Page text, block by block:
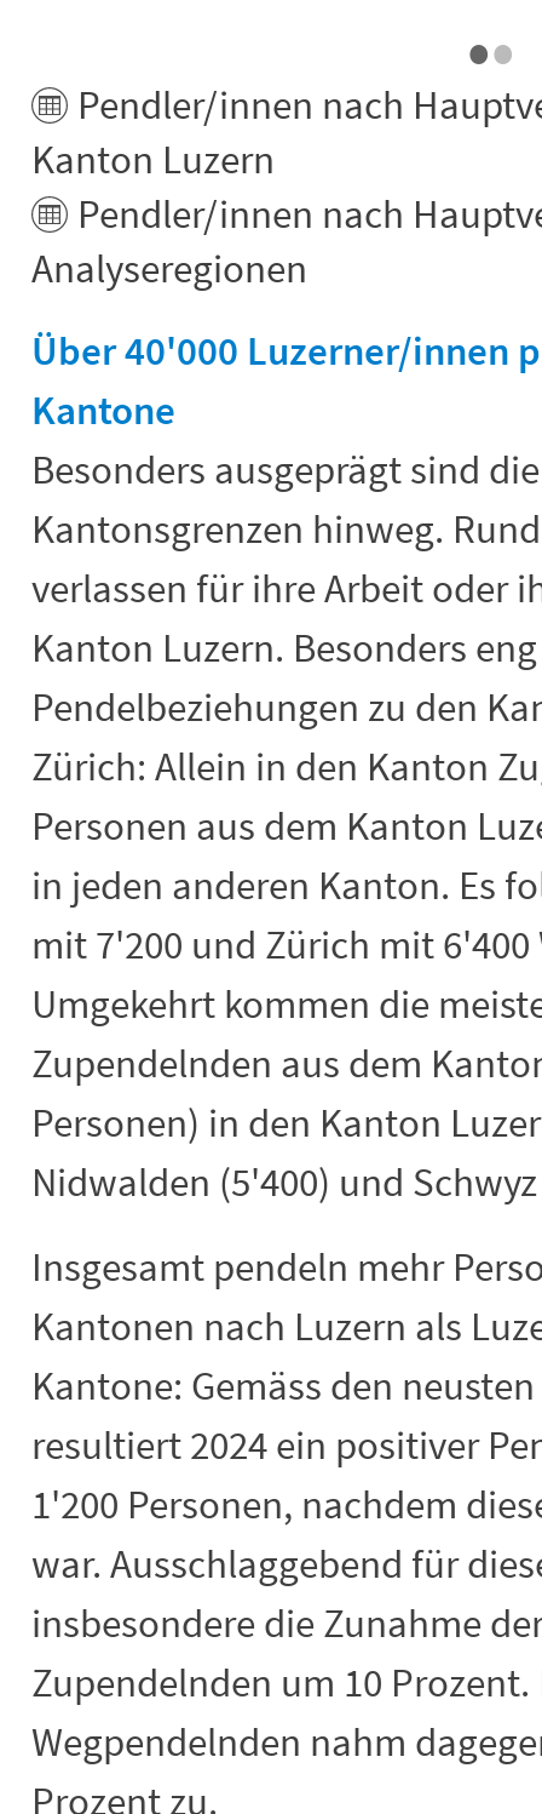
••
Pendler/innen nach
Kanton Luzern
Pendler/innen nach
Analyseregionen
Über 40'000 Luzerner/innen
Kantone
Besonders ausgeprägt sind
Kantonsgrenzen hinweg.
verlassen für ihre Arbeit oder
Kanton Luzern. Besonders
Pendelbeziehungen zu den
Zürich: Allein in den Kanton
Personen aus dem Kanton
in jeden anderen Kanton. Es
mit 7'200 und Zürich mit
Umgekehrt kommen die
Zupendelnden aus dem
Personen) in den Kanton
Nidwalden (5'400) und
Insgesamt pendeln mehr
Kantonen nach Luzern als
Kantone: Gemäss den
resultiert 2024 ein positiver
1'200 Personen, nachdem
war. Ausschlaggebend für
insbesondere die Zunahme
Zupendelnden um 10 Prozent.
Wegpendelnden nahm
Prozent zu.